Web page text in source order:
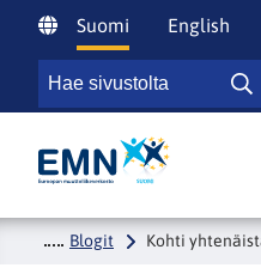
Siirry
sisältöön
Suomi English
Hae
sivustolta
Hae
Etusivulle
Blogit Kohti